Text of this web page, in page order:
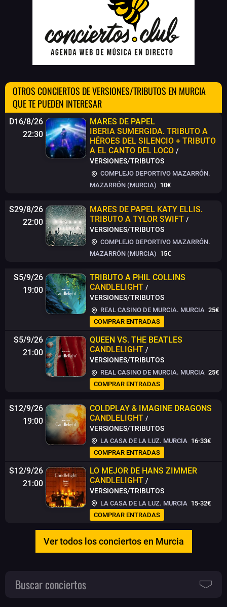
OTROS CONCIERTOS DE VERSIONES/TRIBUTOS EN MURCIA
QUE TE PUEDEN INTERESAR
D16/8/26
22:30
MARES DE PAPEL
IBERIA SUMERGIDA. TRIBUTO A
HÉROES DEL SILENCIO + TRIBUTO
A EL CANTO DEL LOCO /
VERSIONES/TRIBUTOS
COMPLEJO DEPORTIVO MAZARRÓN.
MAZARRÓN (MURCIA) 10€
S29/8/26
22:00
MARES DE PAPEL KATY ELLIS.
TRIBUTO A TYLOR SWIFT /
VERSIONES/TRIBUTOS
COMPLEJO DEPORTIVO MAZARRÓN.
MAZARRÓN (MURCIA) 15€
S5/9/26
19:00
TRIBUTO A PHIL COLLINS
CANDLELIGHT /
VERSIONES/TRIBUTOS
REAL CASINO DE MURCIA. MURCIA 25€
COMPRAR ENTRADAS
S5/9/26
21:00
QUEEN VS. THE BEATLES
CANDLELIGHT /
VERSIONES/TRIBUTOS
REAL CASINO DE MURCIA. MURCIA 25€
COMPRAR ENTRADAS
S12/9/26
19:00
COLDPLAY & IMAGINE DRAGONS
CANDLELIGHT /
VERSIONES/TRIBUTOS
LA CASA DE LA LUZ. MURCIA 16-33€
COMPRAR ENTRADAS
S12/9/26
21:00
LO MEJOR DE HANS ZIMMER
CANDLELIGHT /
VERSIONES/TRIBUTOS
LA CASA DE LA LUZ. MURCIA 15-32€
COMPRAR ENTRADAS
Ver todos los conciertos en Murcia
Buscar conciertos